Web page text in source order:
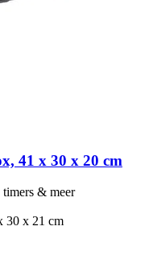
41 x 30 x 20 cm
timers & meer
30 x 21 cm